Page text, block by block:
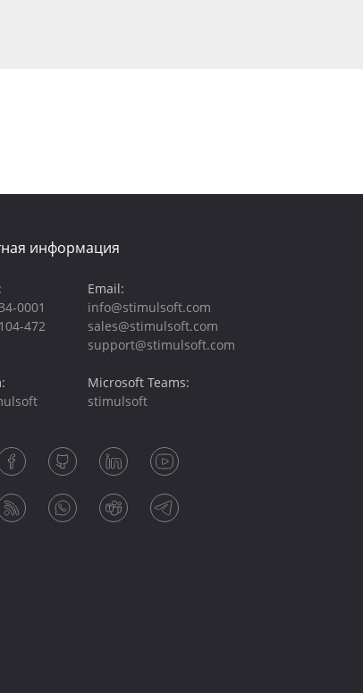
информация
0001
472
Email:
info@stimulsoft.com
sales@stimulsoft.com
support@stimulsoft.com
Microsoft Teams:
stimulsoft